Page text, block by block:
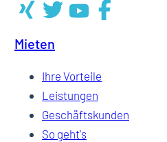
Mieten
Ihre Vorteile
Leistungen
Geschäftskunden
So geht's